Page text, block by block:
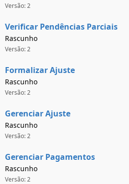
Versão: 2
Verificar Pendências Parciais
Rascunho
Versão: 2
Formalizar Ajuste
Rascunho
Versão: 2
Gerenciar Ajuste
Rascunho
Versão: 2
Gerenciar Pagamentos
Rascunho
Versão: 2